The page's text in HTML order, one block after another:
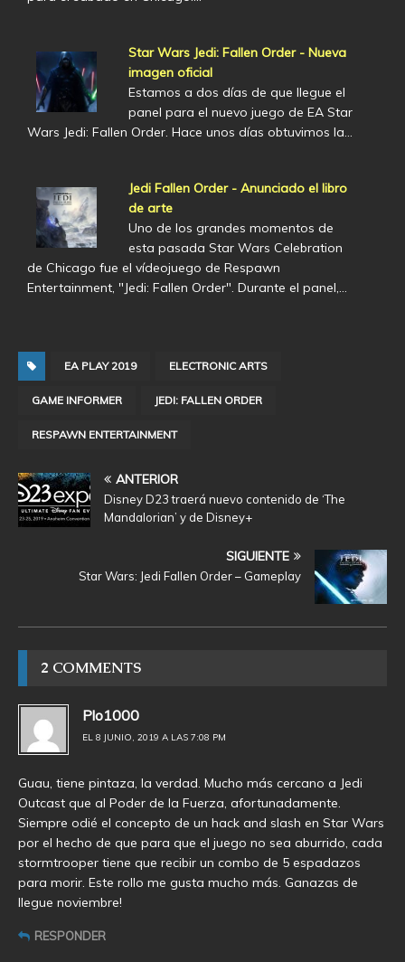
Star Wars Jedi: Fallen Order - Nueva
imagen oficial
Estamos a dos días de que llegue el
panel para el nuevo juego de EA Star
Wars Jedi: Fallen Order. Hace unos días obtuvimos la…
Jedi Fallen Order - Anunciado el libro
de arte
Uno de los grandes momentos de
esta pasada Star Wars Celebration
de Chicago fue el vídeojuego de Respawn
Entertainment, "Jedi: Fallen Order". Durante el panel,…
EA PLAY 2019 ELECTRONIC ARTS
GAME INFORMER JEDI: FALLEN ORDER
RESPAWN ENTERTAINMENT
ANTERIOR
Disney D23 traerá nuevo contenido de ‘The
Mandalorian’ y de Disney+
SIGUIENTE
Star Wars: Jedi Fallen Order – Gameplay
2 COMMENTS
Plo1000
EL 8 JUNIO, 2019 A LAS 7:08 PM
Guau, tiene pintaza, la verdad. Mucho más cercano a Jedi
Outcast que al Poder de la Fuerza, afortunadamente.
Siempre odié el concepto de un hack and slash en Star Wars
por el hecho de que para que el juego no sea aburrido, cada
stormtrooper tiene que recibir un combo de 5 espadazos
para morir. Este rollo me gusta mucho más. Ganazas de
llegue noviembre!
RESPONDER